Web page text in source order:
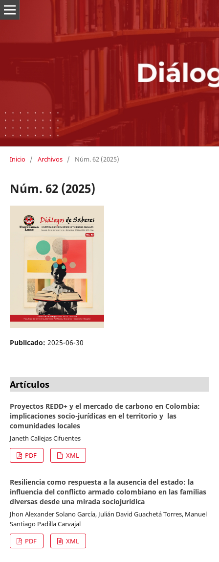
Inicio / Archivos / Núm. 62 (2025)
Núm. 62 (2025)
Publicado: 2025-06-30
Artículos
Proyectos REDD+ y el mercado de carbono en Colombia:
implicaciones socio-jurídicas en el territorio y las
comunidades locales
Janeth Callejas Cifuentes
PDF
XML
Resiliencia como respuesta a la ausencia del estado: la
influencia del conflicto armado colombiano en las familias
diversas desde una mirada sociojurídica
Jhon Alexander Solano García, Julián David Guachetá Torres, Manuel
Santiago Padilla Carvajal
PDF
XML